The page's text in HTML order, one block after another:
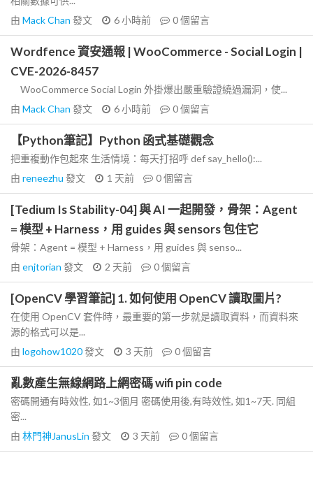
由 Mack Chan 發文 6 小時前 0個留言
Wordfence 資安通報 | WooCommerce - Social Login |
CVE-2026-8457
WooCommerce Social Login 外掛爆出嚴重驗證繞過漏洞，使...
由 Mack Chan 發文 6 小時前 0個留言
【Python筆記】Python 函式基礎觀念
把重複動作包起來 生活情境：每天打招呼 def say_hello():...
由 reneezhu 發文 1 天前 0個留言
[Tedium Is Stability-04] 與 AI 一起開發，骨架：Agent
= 模型 + Harness，用 guides 與 sensors 包住它
骨架：Agent = 模型 + Harness，用 guides 與 senso...
由 enjtorian 發文 2 天前 0個留言
[OpenCV 學習筆記] 1. 如何使用 OpenCV 讀取圖片?
在使用 OpenCV 套件時，最重要的第一步就是讀取資料，而資料來
源的格式可以是...
由 logohow1020發文 3 天前 0個留言
亂數產生無線網路上網密碼 wifi pin code
密碼開通有時效性, 如1~3個月 密碼使用後,有時效性, 如1~7天. 同組
密...
由 林門神JanusLin 發文 3 天前 0個留言